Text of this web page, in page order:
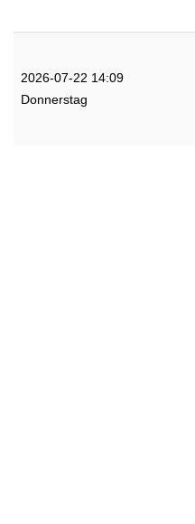
2026-07-22 14:09
Donnerstag